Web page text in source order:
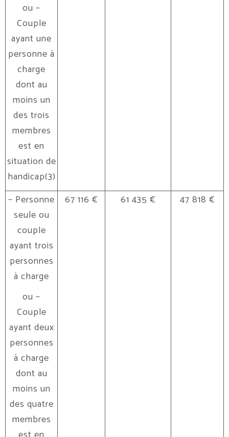
ou –
Couple
ayant une
personne à
charge
dont au
moins un
des trois
membres
est en
situation de
handicap(3)
– Personne
seule ou
couple
ayant trois
personnes
à charge
ou –
Couple
ayant deux
personnes
à charge
dont au
moins un
des quatre
membres
67 116 € 61 435 € 47 818 €